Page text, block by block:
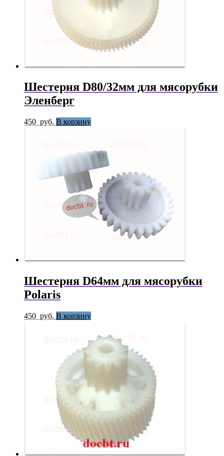
Шестерня D80/32мм для мясорубки
Эленберг
450 руб. В корзину
Шестерня D64мм для мясорубки
Polaris
450 руб. В корзину